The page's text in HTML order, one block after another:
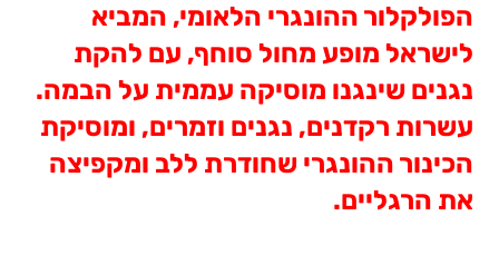
הפולקלור ההונגרי הלאומי, המביא
לישראל מופע מחול סוחף, עם להקת
נגנים שינגנו מוסיקה עממית על הבמה.
עשרות רקדנים, נגנים וזמרים, ומוסיקת
הכינור ההונגרי שחודרת ללב ומקפיצה
את הרגליים.